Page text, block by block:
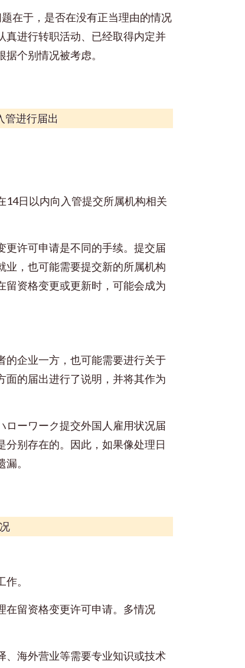
在于，是否在没有正当理由的情况
真进行转职活动、已经取得内定并
个别情况被考虑。
管进行届出
14日以内向入管提交所属机构相关
更许可申请是不同的手续。提交届
业，也可能需要提交新的所属机构
留资格变更或更新时，可能会成为
的企业一方，也可能需要进行关于
面的届出进行了说明，并将其作为
ローワーク提交外国人雇用状况届
别存在的。因此，如果像处理日
。
。
在留资格变更许可申请。多情况
、海外营业等需要专业知识或技术